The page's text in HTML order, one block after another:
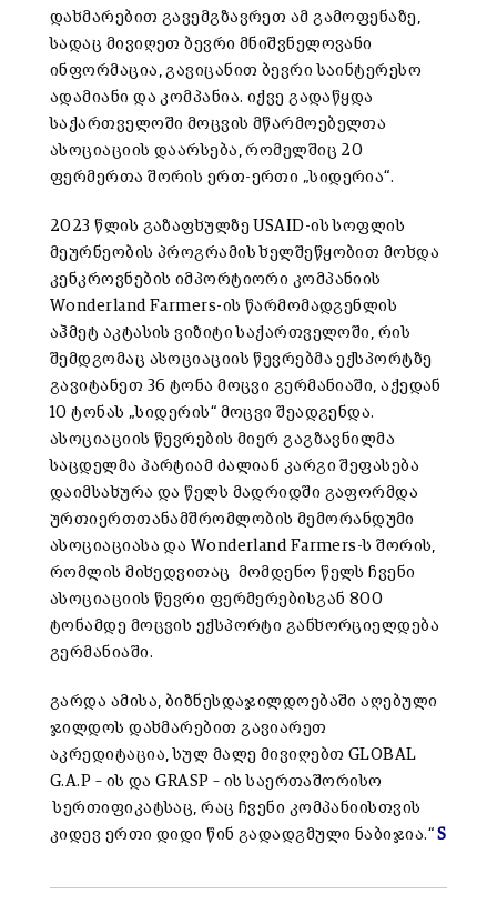
დახმარებით გავემგზავრეთ ამ გამოფენაზე,
სადაც მივიღეთ ბევრი მნიშვნელოვანი
ინფორმაცია, გავიცანით ბევრი საინტერესო
ადამიანი და კომპანია. იქვე გადაწყდა
საქართველოში მოცვის მწარმოებელთა
ასოციაციის დაარსება, რომელშიც 20
ფერმერთა შორის ერთ-ერთი „სიდერია“.
2023 წლის გაზაფხულზე USAID-ის სოფლის
მეურნეობის პროგრამის ხელშეწყობით მოხდა
კენკროვნების იმპორტიორი კომპანიის
Wonderland Farmers-ის წარმომადგენლის
აჰმეტ აკტასის ვიზიტი საქართველოში, რის
შემდგომაც ასოციაციის წევრებმა ექსპორტზე
გავიტანეთ 36 ტონა მოცვი გერმანიაში, აქედან
10 ტონას „სიდერის“ მოცვი შეადგენდა.
ასოციაციის წევრების მიერ გაგზავნილმა
საცდელმა პარტიამ ძალიან კარგი შეფასება
დაიმსახურა და წელს მადრიდში გაფორმდა
ურთიერთთანამშრომლობის მემორანდუმი
ასოციაციასა და Wonderland Farmers-ს შორის,
რომლის მიხედვითაც მომდენო წელს ჩვენი
ასოციაციის წევრი ფერმერებისგან 800
ტონამდე მოცვის ექსპორტი განხორციელდება
გერმანიაში.
გარდა ამისა, ბიზნესდაჯილდოებაში აღებული
ჯილდოს დახმარებით გავიარეთ
აკრედიტაცია, სულ მალე მივიღებთ GLOBAL
G.A.P – ის და GRASP – ის საერთაშორისო
სერთიფიკატსაც, რაც ჩვენი კომპანიისთვის
კიდევ ერთი დიდი წინ გადადგმული ნაბიჯია.“S